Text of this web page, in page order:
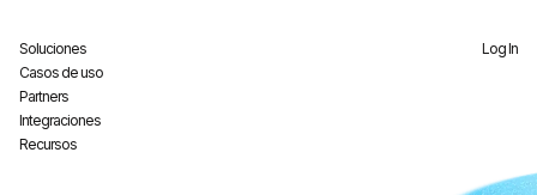
Soluciones
Casos de uso
Partners
Integraciones
Recursos
Log In